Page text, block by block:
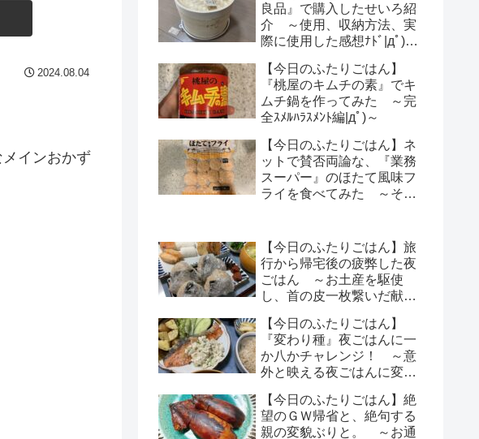
2024.08.04
メインおかず
良品』で購入したせいろ紹
介 ～使用、収納方法、実
際に使用した感想ﾅﾄﾞ|дﾟ)～
【今日のふたりごはん】
『桃屋のキムチの素』でキ
ムチ鍋を作ってみた ～完
全ｽﾒﾙﾊﾗｽﾒﾝﾄ編|дﾟ)～
【今日のふたりごはん】ネ
ットで賛否両論な、『業務
スーパー』のほたて風味フ
ライを食べてみた ～その
【今日のふたりごはん】旅
行から帰宅後の疲弊した夜
ごはん ～お土産を駆使
し、首の皮一枚繋いだ献立
【今日のふたりごはん】
『変わり種』夜ごはんに一
か八かチャレンジ！ ～意
外と映える夜ごはんに変身|
【今日のふたりごはん】絶
望のＧＷ帰省と、絶句する
親の変貌ぶりと。 ～お通